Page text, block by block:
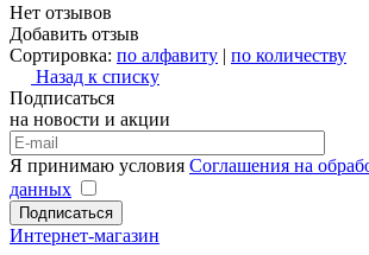
Нет отзывов
Добавить отзыв
Сортировка: по алфавиту | по количеству
Назад к списку
Подписаться
на новости и акции
Я принимаю условия Соглашения на
данных
Подписаться
Интернет-магазин